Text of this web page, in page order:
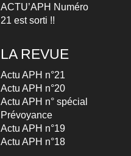
ACTU’APH Numéro
21 est sorti !!
LA REVUE
Actu APH n°21
Actu APH n°20
Actu APH n° spécial
Prévoyance
Actu APH n°19
Actu APH n°18